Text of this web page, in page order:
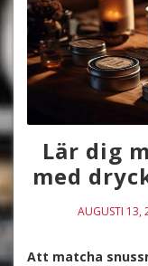
Lär dig
med
AUGUSTI 13,
Att matcha